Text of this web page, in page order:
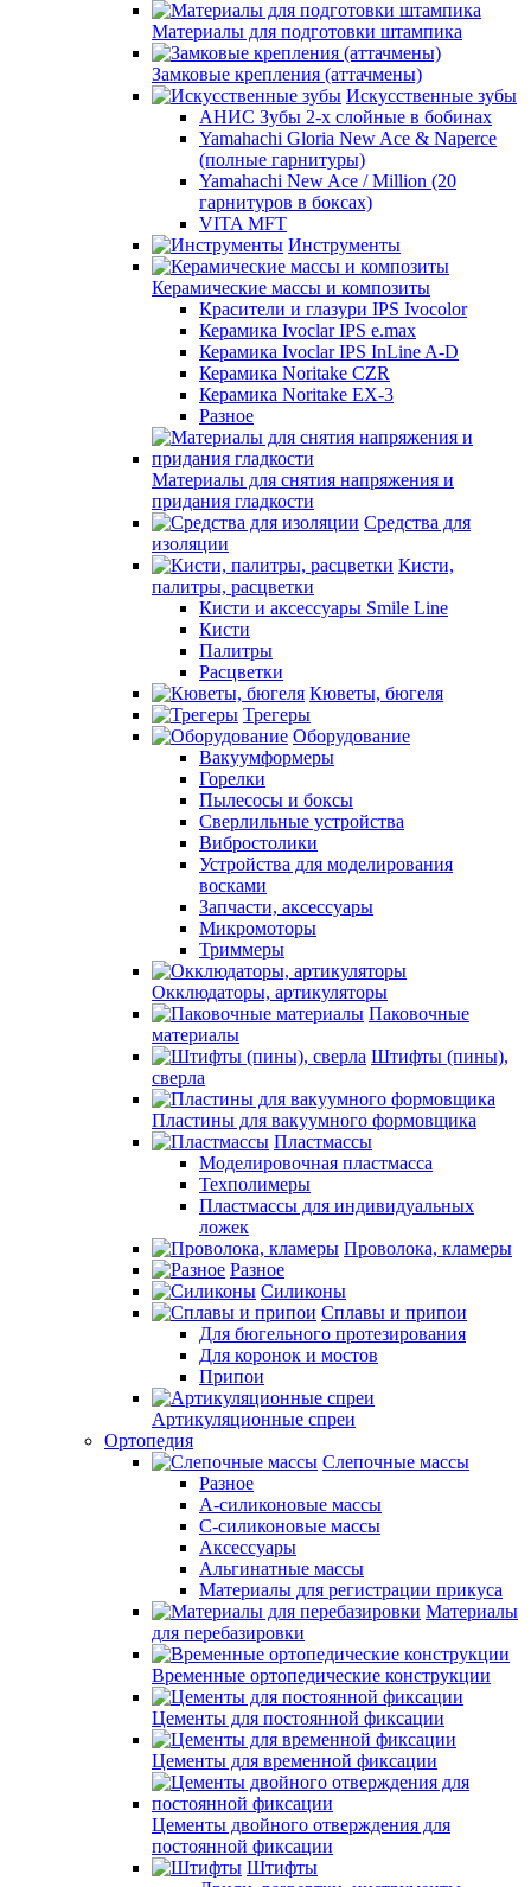
Материалы для подготовки штампика
Замковые крепления (аттачмены)
Искусственные зубы
АНИС Зубы 2-х слойные в бобинах
Yamahachi Gloria New Ace & Naperce
(полные гарнитуры)
Yamahachi New Ace / Million (20
гарнитуров в боксах)
VITA MFT
Инструменты
Керамические массы и композиты
Красители и глазури IPS Ivocolor
Керамика Ivoclar IPS e.max
Керамика Ivoclar IPS InLine A-D
Керамика Noritake CZR
Керамика Noritake EX-3
Разное
Материалы для снятия напряжения и
придания гладкости
Средства для
изоляции
Кисти,
палитры, расцветки
Кисти и аксессуары Smile Line
Кисти
Палитры
Расцветки
Кюветы, бюгеля
Трегеры
Оборудование
Вакуумформеры
Горелки
Пылесосы и боксы
Сверлильные устройства
Вибростолики
Устройства для моделирования
восками
Запчасти, аксессуары
Микромоторы
Триммеры
Окклюдаторы, артикуляторы
Паковочные
материалы
Штифты (пины),
сверла
Пластины для вакуумного формовщика
Пластмассы
Моделировочная пластмасса
Техполимеры
Пластмассы для индивидуальных
ложек
Проволока, кламеры
Разное
Силиконы
Сплавы и припои
Для бюгельного протезирования
Для коронок и мостов
Припои
Артикуляционные спреи
Ортопедия
Слепочные массы
Разное
А-силиконовые массы
С-силиконовые массы
Аксессуары
Альгинатные массы
Материалы для регистрации прикуса
Материалы
для перебазировки
Временные ортопедические конструкции
Цементы для постоянной фиксации
Цементы для временной фиксации
Цементы двойного отверждения для
постоянной фиксации
Штифты